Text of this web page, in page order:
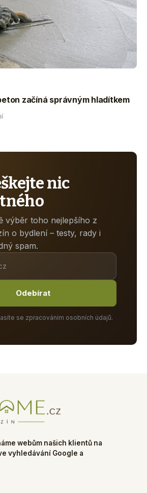
začíná správným hladítkem
nic
výběr toho nejlepšího z
o bydlení – testy, rady i
spam.
Odebírat
se zpracováním osobních údajů.
webům našich klientů na
vyhledávání Google a